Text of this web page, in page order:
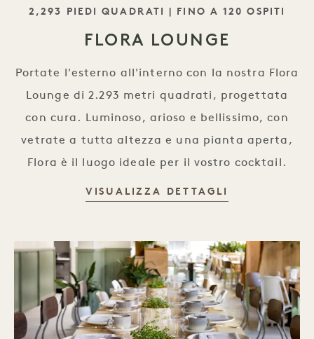
SLOGAN
2,293 PIEDI QUADRATI | FINO A 120 OSPITI
FLORA LOUNGE
Portate l'esterno all'interno con la nostra Flora
Lounge di 2.293 metri quadrati, progettata
con cura. Luminoso, arioso e bellissimo, con
vetrate a tutta altezza e una pianta aperta,
Flora è il luogo ideale per il vostro cocktail.
VISUALIZZA DETTAGLI